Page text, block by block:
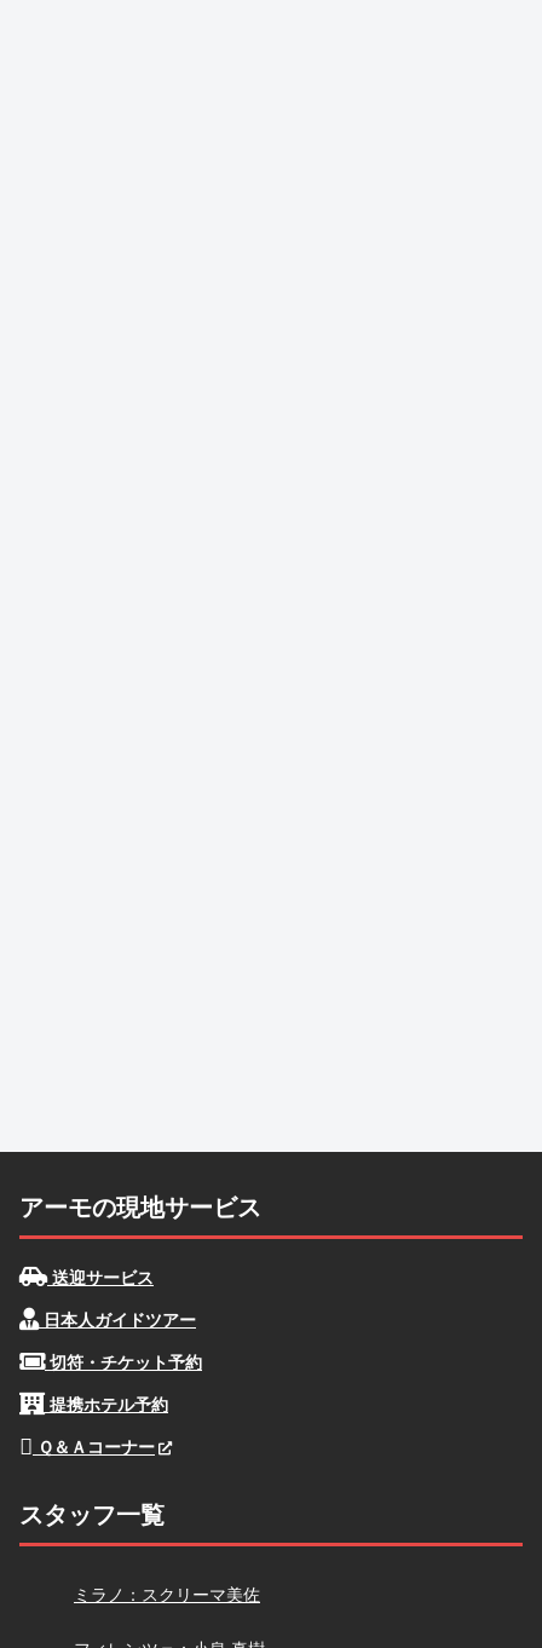
アーモの現地サービス
送迎サービス
日本人ガイドツアー
切符・チケット予約
提携ホテル予約
Ｑ＆Ａコーナー
スタッフ一覧
スクリーマ
ミラノ：スクリーマ美佐